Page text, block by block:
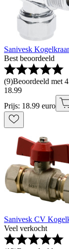
Sanivesk
Best beoordeeld
(9)Beoordeeld met
18.99
Prijs: 18.99 euro
Sanivesk CV
Veel verkocht